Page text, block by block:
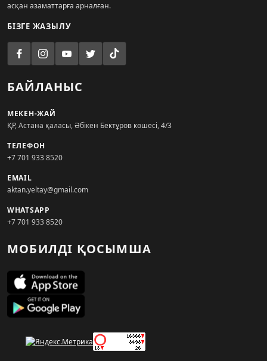
асқан азаматтарға арналған.
БІЗГЕ ЖАЗЫЛУ
БАЙЛАНЫС
МЕКЕН-ЖАЙ
ҚР, Астана қаласы, Әбікен Бектұров көшесі, 4/3
ТЕЛЕФОН
+7 701 933 8520
EMAIL
aktan.yeltay@gmail.com
WHATSAPP
+7 701 933 8520
МОБИЛДІ ҚОСЫМША